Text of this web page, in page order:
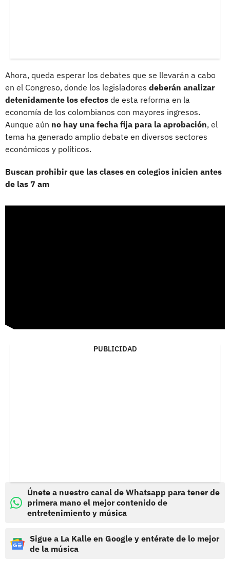
Ahora, queda esperar los debates que se llevarán a cabo
en el Congreso, donde los legisladores deberán analizar
detenidamente los efectos de esta reforma en la
economía de los colombianos con mayores ingresos.
Aunque aún no hay una fecha fija para la aprobación, el
tema ha generado amplio debate en diversos sectores
económicos y políticos.
Buscan prohibir que las clases en colegios inicien antes
de las 7 am
PUBLICIDAD
Únete a nuestro canal de Whatsapp para tener de
primera mano el mejor contenido de
entretenimiento y música
Sigue a La Kalle en Google y entérate de lo mejor
de la música